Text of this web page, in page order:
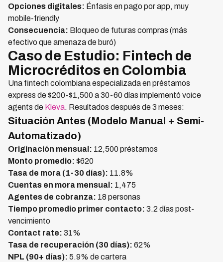
Opciones digitales: Énfasis en pago por app, muy
mobile-friendly
Consecuencia: Bloqueo de futuras compras (más
efectivo que amenaza de buró)
Caso de Estudio: Fintech de
Microcréditos en Colombia
Una fintech colombiana especializada en préstamos
express de $200-$1,500 a 30-60 días implementó voice
agents de Kleva. Resultados después de 3 meses:
Situación Antes (Modelo Manual + Semi-
Automatizado)
Originación mensual: 12,500 préstamos
Monto promedio: $620
Tasa de mora (1-30 días): 11.8%
Cuentas en mora mensual: 1,475
Agentes de cobranza: 18 personas
Tiempo promedio primer contacto: 3.2 días post-
vencimiento
Contact rate: 31%
Tasa de recuperación (30 días): 62%
NPL (90+ días): 5.9% de cartera